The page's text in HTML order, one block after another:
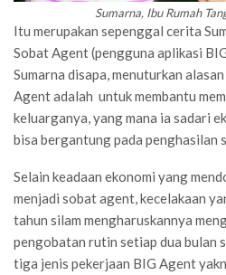
Sumarna, Ibu Rumah
Itu merupakan sepenggal cerita
Sobat Agent (pengguna aplikasi
Sumarna disapa, menuturkan
Agent adalah untuk membantu
keluarganya, yang mana ia sadari
bisa bergantung pada penghasilan
Selain keadaan ekonomi yang
menjadi sobat agent, kecelakaan
tahun silam mengharuskannya
pengobatan rutin setiap dua bulan
tiga jenis pekerjaan BIG Agent